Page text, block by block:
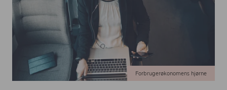
Forbrugerøkonomens hjørne